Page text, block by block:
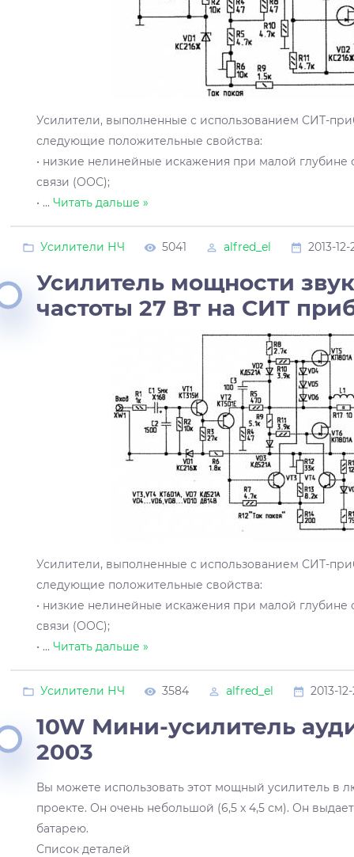
Усилители, выполненные с использованием СИТ-
следующие положительные свойства:
• низкие нелинейные искажения при малой глубине
связи (ООС);
• ...Читать дальше »
Усилители НЧ 5041 alfred_el 2013-12-
Усилитель мощности
частоты 27 Вт на СИТ
Усилители, выполненные с использованием СИТ-
следующие положительные свойства:
• низкие нелинейные искажения при малой глубине
связи (ООС);
• ...Читать дальше »
Усилители НЧ 3584 alfred_el 2013-
10W Мини-усилитель
2003
Вы можете использовать этот мощный усилитель в
проекте. Он очень небольшой (6,5 х 4,5 см). Он
батарею.
Список деталей